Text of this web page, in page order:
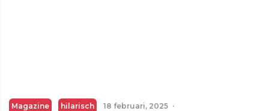
Magazine hilarisch 18 februari, 2025 ·